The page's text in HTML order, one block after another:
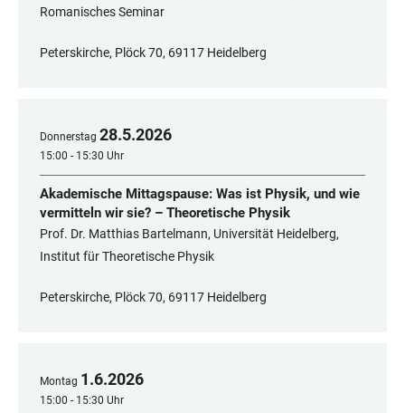
Romanisches Seminar
Peterskirche, Plöck 70, 69117 Heidelberg
Donnerstag 28.5.2026
15:00 - 15:30 Uhr
Akademische Mittagspause: Was ist Physik, und wie
vermitteln wir sie? – Theoretische Physik
Prof. Dr. Matthias Bartelmann, Universität Heidelberg,
Institut für Theoretische Physik
Peterskirche, Plöck 70, 69117 Heidelberg
Montag 1.6.2026
15:00 - 15:30 Uhr